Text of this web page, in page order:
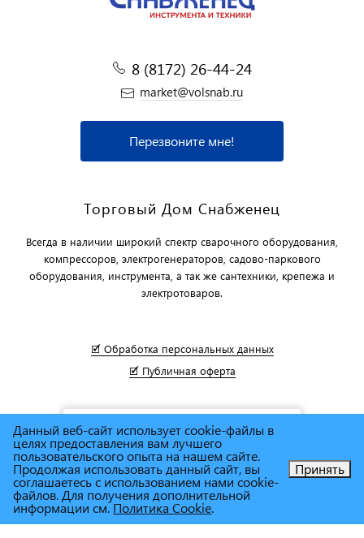
8 (8172) 26-44-24
market@volsnab.ru
Перезвоните мне!
Торговый Дом Снабженец
Всегда в наличии широкий спектр сварочного оборудования,
компрессоров, электрогенераторов, садово-паркового
оборудования, инструмента, а так же сантехники, крепежа и
электротоваров.
🗹 Обработка персональных данных
🗹 Публичная оферта
Позвоните нам!
Данный веб-сайт использует cookie-файлы в
целях предоставления вам лучшего
пользовательского опыта на нашем сайте.
Продолжая использовать данный сайт, вы
соглашаетесь с использованием нами cookie-
файлов. Для получения дополнительной
информации см.Политика Cookie.
Принять